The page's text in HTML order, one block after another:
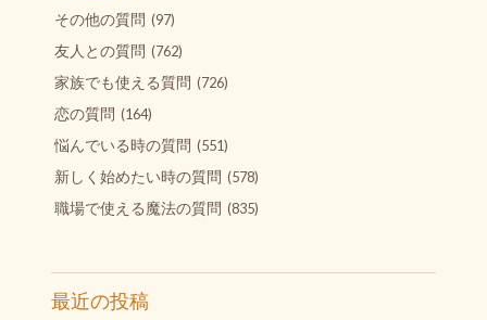
その他の質問 (97)
友人との質問 (762)
家族でも使える質問 (726)
恋の質問 (164)
悩んでいる時の質問 (551)
新しく始めたい時の質問 (578)
職場で使える魔法の質問 (835)
最近の投稿